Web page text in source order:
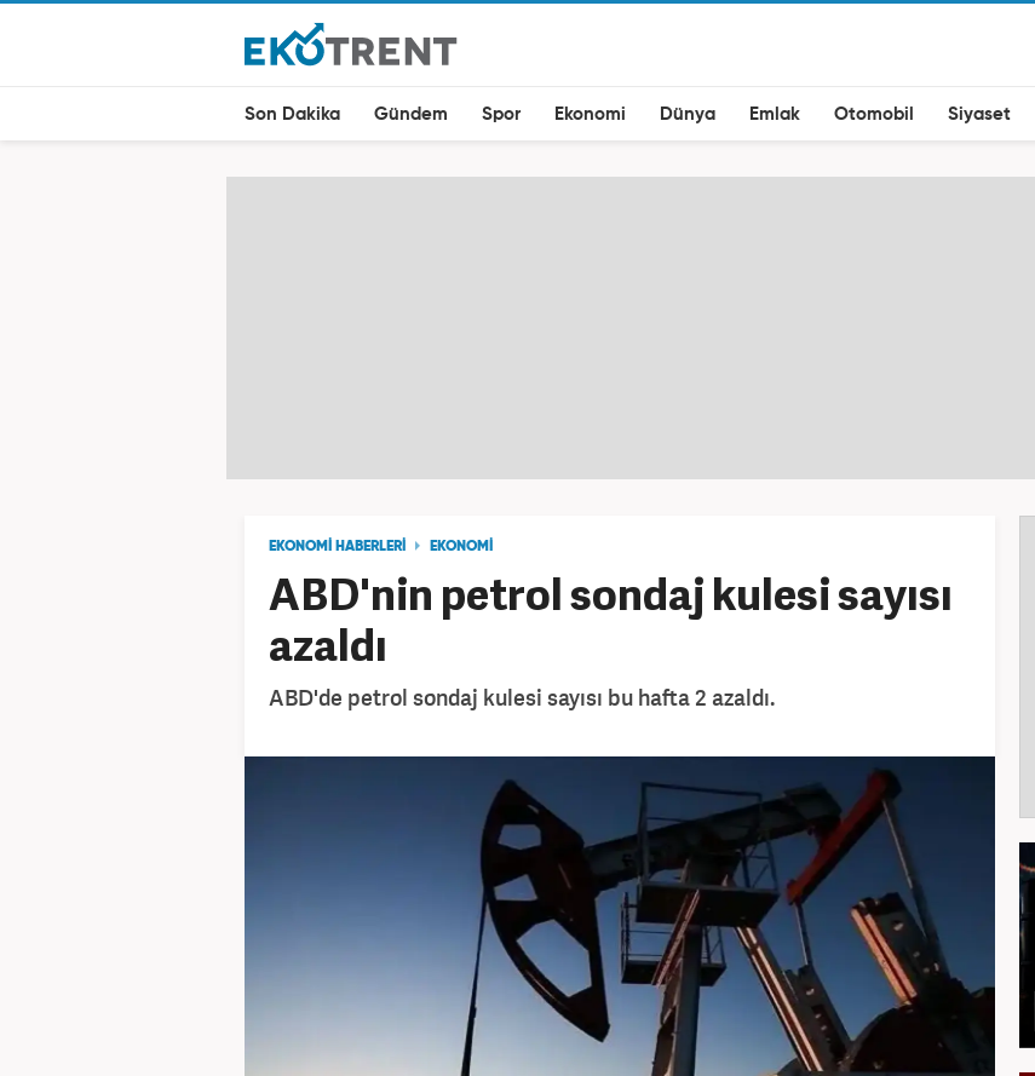
Son Dakika Gündem Spor Ekonomi Dünya Emlak Otomobil Siyaset
EKONOMİ HABERLERİ EKONOMİ
ABD'nin petrol sondaj kulesi sayısı
azaldı
ABD'de petrol sondaj kulesi sayısı bu hafta 2 azaldı.